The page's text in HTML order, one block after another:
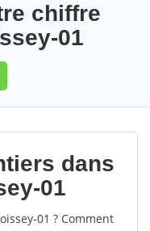
chiffre
01
dans
01
01 ? Comment